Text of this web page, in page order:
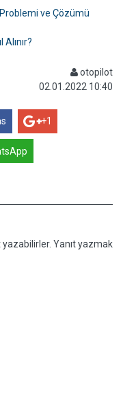
ve Çözümü
otopilot
02.01.2022 10:40
+1
yazabilirler. Yanıt yazmak